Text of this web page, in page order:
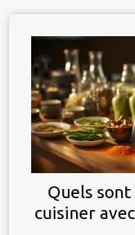
Quels sont
cuisiner